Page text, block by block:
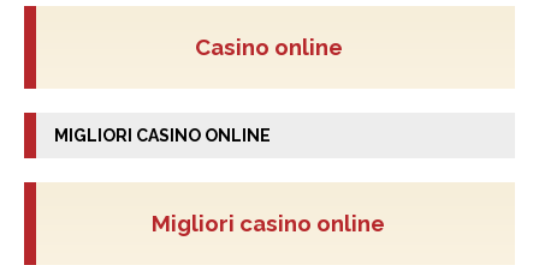
Casino online
MIGLIORI CASINO ONLINE
Migliori casino online